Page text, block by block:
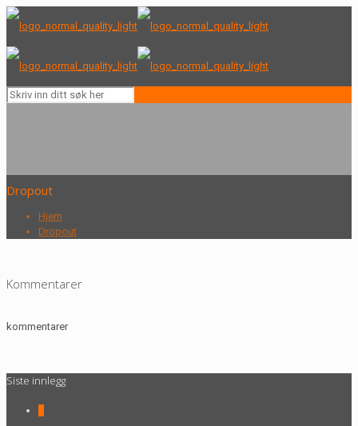
Dropout
Hjem
Dropout
Kommentarer
kommentarer
Siste innlegg